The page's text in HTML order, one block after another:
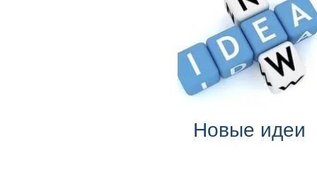
Новые идеи